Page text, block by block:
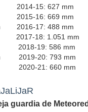
2014-15: 627 mm
2015-16: 669 mm
2016-17: 488 mm
2017-18: 1.051 mm
2018-19: 586 mm
2019-20: 793 mm
2020-21: 660 mm
guardia de Meteored